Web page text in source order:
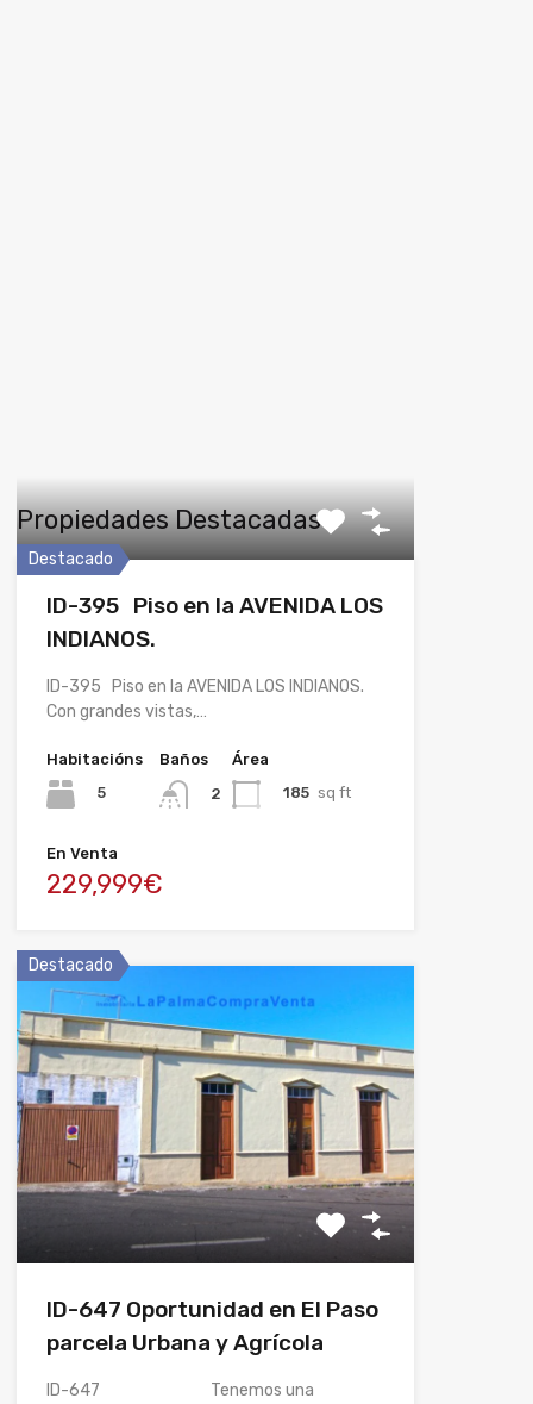
Propiedades Destacadas
Destacado
ID-395 Piso en la AVENIDA LOS
INDIANOS.
ID-395 Piso en la AVENIDA LOS INDIANOS.
Con grandes vistas,…
Habitacións
5
Baños
2
Área
185 sq ft
En Venta
229,999€
Destacado
ID-647 Oportunidad en El Paso
parcela Urbana y Agrícola
ID-647 Tenemos una